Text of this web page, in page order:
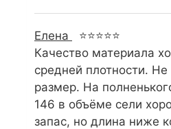
Елена
⭐⭐⭐⭐⭐
Качество материала
средней плотности.
размер. На
146 в объёме сели
запас, но длина ниже